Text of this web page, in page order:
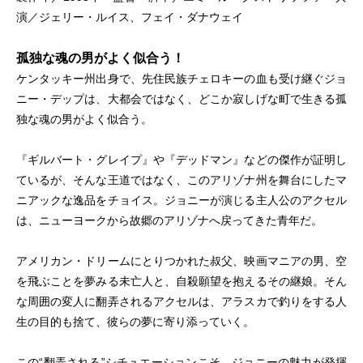
演／ジェリー・ルイス、フェイ・ダナウェイ
孤独な魂の男がよく似合う！
ケンタッキー州出身で、先住民族チェロキーの血も受け継ぐジョ
ニー・デップは、大都会ではなく、どこか寂しげな町で生きる孤
独な魂の男がよく似合う。
『ギルバート・グレイプ』や『デッドマン』などの傑作が証明し
ているが、そんな王道ではなく、このアリゾナ州を舞台にしたマ
ニアックな逸品をチョイス。ジョニーが演じる主人公のアクセル
は、ニューヨークから故郷のアリゾナへ戻ってきた青年だ。
アメリカン・ドリームにとりつかれた叔父、映画マニアの男、空
を飛ぶことを夢みる未亡人と、自殺願望を抱えるその継娘。そん
な周囲の変人に翻弄されるアクセルは、アラスカで釣りをする人
生の目的も捨て、彼らの夢に寄り添っていく。